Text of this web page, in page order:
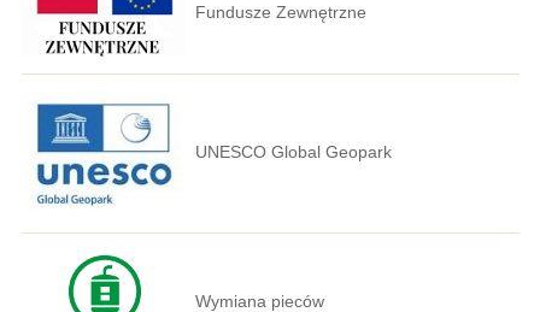
Fundusze Zewnętrzne
UNESCO Global Geopark
Wymiana pieców